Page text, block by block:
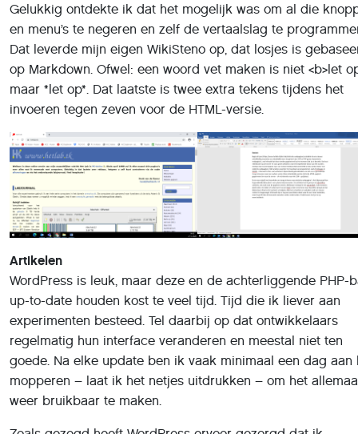
Dat leverde mijn eigen WikiSteno op, dat losjes is
op Markdown. Ofwel: een woord vet maken is niet <b>let
maar *let op*. Dat laatste is twee extra tekens tijdens het
invoeren tegen zeven voor de HTML-versie.
Artikelen
WordPress is leuk, maar deze en de achterliggende PHP-
up-to-date houden kost te veel tijd. Tijd die ik liever aan
experimenten besteed. Tel daarbij op dat ontwikkelaars
regelmatig hun interface veranderen en meestal niet ten
goede. Na elke update ben ik vaak minimaal een dag aan
mopperen – laat ik het netjes uitdrukken – om het
weer bruikbaar te maken.
Zoals gezegd heeft WordPress ervoor gezorgd dat ik